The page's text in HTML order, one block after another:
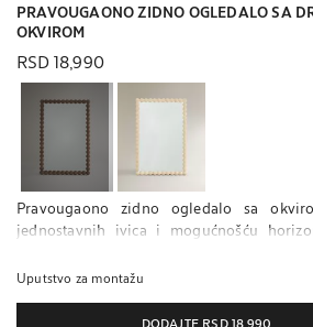
PRAVOUGAONO ZIDNO OGLEDALO SA
OKVIROM
RSD 18,990
Pravougaono zidno ogledalo sa
jednostavnih ivica i mogućnošću
preporučuje se pravilno pričvršćivanje na
Uputstvo za montažu
DODAJTE RSD 18,990